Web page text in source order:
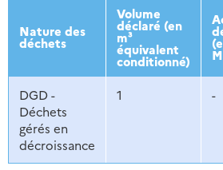
2013 2014
Nature des
déchets
Volume
déclaré (en
m³
équivalent
conditionné)
DGD -
Déchets
gérés en
décroissance
1 -